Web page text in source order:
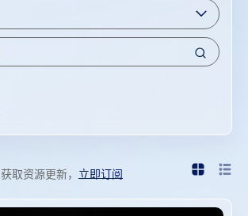
获取资源更新， 立即订阅